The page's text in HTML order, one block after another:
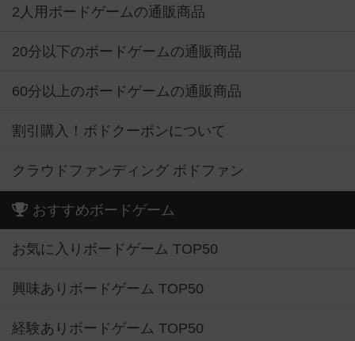
2人用ボードゲームの通販商品
20分以下のボードゲームの通販商品
60分以上のボードゲームの通販商品
割引購入！ボドクーポンについて
クラウドファンディング ボドファン
おすすめボードゲーム
お気に入りボードゲーム TOP50
興味ありボードゲーム TOP50
経験ありボードゲーム TOP50